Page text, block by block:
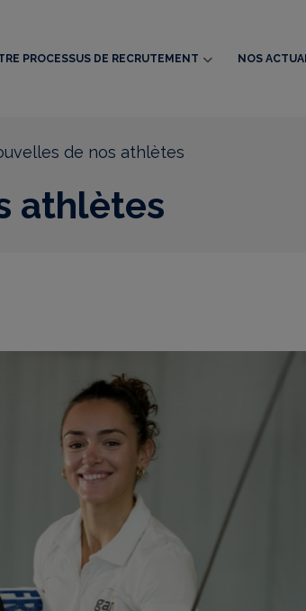
PROCESSUS DE RECRUTEMENT NOS
de nos athlètes
athlètes